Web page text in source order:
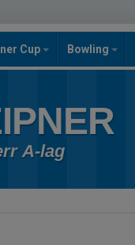
Cup Bowling
A-lag